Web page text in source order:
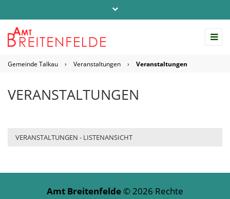
info@amt-breitenfelde.de
Gemeinde Talkau › Veranstaltungen › Veranstaltungen
VERANSTALTUNGEN
VERANSTALTUNGEN - LISTENANSICHT
Amt Breitenfelde © 2026 Rechte